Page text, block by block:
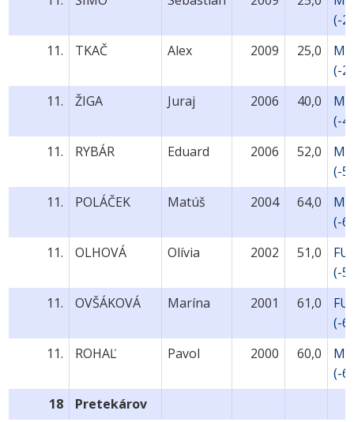
(-
11.
TKAČ Alex 2009 25,0
(-
11.
ŽIGA Juraj 2006 40,0
(-
11.
RYBÁR Eduard 2006 52,0
(-
11.
POLÁČEK Matúš 2004 64,0
(-
11.
OLHOVÁ Olívia 2002 51,0
(-
11.
OVŠÁKOVÁ Marína 2001 61,0
(-
11.
ROHAĽ Pavol 2000 60,0
(-
18
Pretekárov